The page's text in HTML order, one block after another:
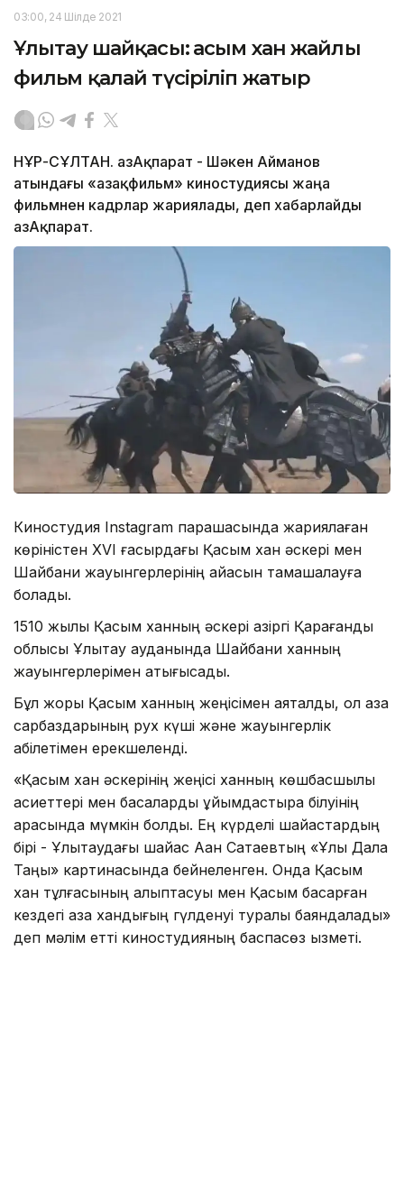
03:00, 24 Шілде 2021
Ұлытау шайқасы: Қасым хан жайлы
фильм қалай түсіріліп жатыр
НҰР-СҰЛТАН. ҚазАқпарат - Шәкен Айманов
атындағы «Қазақфильм» киностудиясы жаңа
фильмнен кадрлар жариялады, деп хабарлайды
ҚазАқпарат.
Киностудия Instagram парақшасында жариялаған
көріністен XVI ғасырдағы Қасым хан әскері мен
Шайбани жауынгерлерінің айқасын тамашалауға
болады.
1510 жылы Қасым ханның әскері қазіргі Қарағанды
облысы Ұлытау ауданында Шайбани ханның
жауынгерлерімен қақтығысады.
Бұл жорық Қасым ханның жеңісімен аяқталды, ол қазақ
сарбаздарының рух күші және жауынгерлік
қабілетімен ерекшеленді.
«Қасым хан әскерінің жеңісі ханның көшбасшылық
қасиеттері мен басқаларды ұйымдастыра білуінің
арқасында мүмкін болды. Ең күрделі шайқастардың
бірі - Ұлытаудағы шайқас Ақан Сатаевтың «Ұлы Дала
Таңы» картинасында бейнеленген. Онда Қасым
хан тұлғасының қалыптасуы мен Қасым басқарған
кездегі қазақ хандығың гүлденуі туралы баяндалады»
деп мәлім етті киностудияның баспасөз қызметі.